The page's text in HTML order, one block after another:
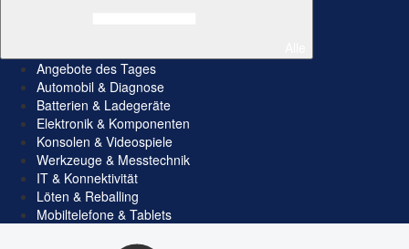
Angebote des Tages
Automobil & Diagnose
Batterien & Ladegeräte
Elektronik & Komponenten
Konsolen & Videospiele
Werkzeuge & Messtechnik
IT & Konnektivität
Löten & Reballing
Mobiltelefone & Tablets